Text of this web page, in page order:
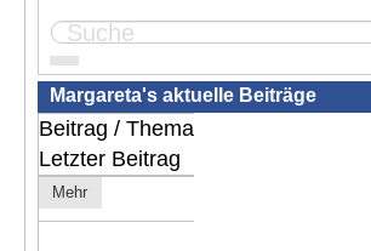
Seite:
Margareta's aktuelle Beiträge
Beitrag / Thema
Letzter Beitrag
Mehr